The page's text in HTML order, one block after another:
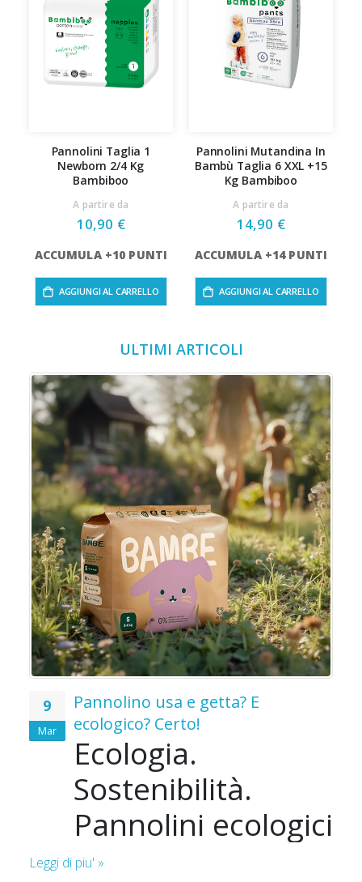
Pannolini Taglia 1
Newborn 2/4 Kg
Bambiboo
A partire da
10,90 €
ACCUMULA +10 PUNTI
AGGIUNGI AL CARRELLO
Pannolini Mutandina In
Bambù Taglia 6 XXL +15
Kg Bambiboo
A partire da
14,90 €
ACCUMULA +14 PUNTI
AGGIUNGI AL CARRELLO
ULTIMI ARTICOLI
9
Mar
Pannolino usa e getta? E
ecologico? Certo!
Ecologia.
Sostenibilità.
Pannolini ecologici
per bambini.
Leggi di piu' »